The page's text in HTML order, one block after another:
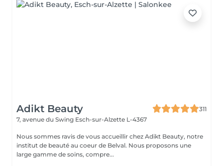
Adikt Beauty
311
7, avenue du Swing Esch-sur-Alzette L-4367
Nous sommes ravis de vous accueillir chez Adikt Beauty, notre
institut de beauté au coeur de Belval. Nous proposons une
large gamme de soins, compre...